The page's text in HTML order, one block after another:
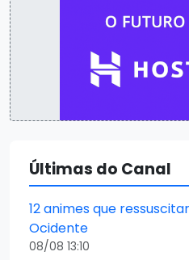
Últimas do Canal
12 animes que
Ocidente
08/08 13:10